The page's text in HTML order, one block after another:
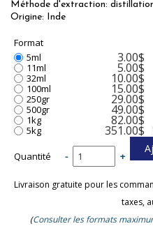
Méthode d'extraction:
Origine: Inde
Format
5ml
3.00$
11ml 5.00$
32ml 10.00$
100ml 15.00$
250gr 29.00$
500gr 49.00$
1kg 82.00$
5kg 351.00$
Quantité - +
Livraison gratuite pour les
taxes,
(Consulter les formats